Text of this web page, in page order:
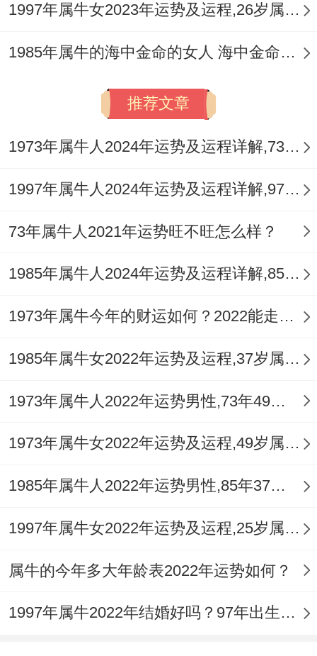
1997年属牛女2023年运势及运程,26岁属牛人2023全年每月运势女性如何
1985年属牛的海中金命的女人 海中金命的女人运势如何
推荐文章
1973年属牛人2024年运势及运程详解,73年出生51岁肖牛人在2024全年每月运势完整版
1997年属牛人2024年运势及运程详解,97年出生27岁肖牛人在2024全年每月运势完整版
73年属牛人2021年运势旺不旺怎么样？
1985年属牛人2024年运势及运程详解,85年出生39岁肖牛人在2024全年每月运势完整版
1973年属牛今年的财运如何？2022能走大运吗？
1985年属牛女2022年运势及运程,37岁属牛人2022全年每月运势女性如何
1973年属牛人2022年运势男性,73年49岁属牛男2022年每月运程怎么样
1973年属牛女2022年运势及运程,49岁属牛人2022全年每月运势女性如何
1985年属牛人2022年运势男性,85年37岁属牛男2022年每月运程怎么样
1997年属牛女2022年运势及运程,25岁属牛人2022全年每月运势女性如何
属牛的今年多大年龄表2022年运势如何？
1997年属牛2022年结婚好吗？97年出生的25岁属牛的人可以结婚吗？